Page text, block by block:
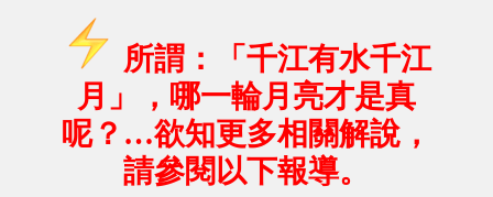
所謂：「千江有水千江
月」，哪一輪月亮才是真
呢？…欲知更多相關解說，
請參閱以下報導。